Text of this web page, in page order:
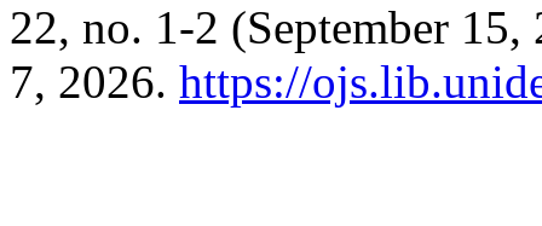
22, no. 1-2 (September
7, 2026. https://